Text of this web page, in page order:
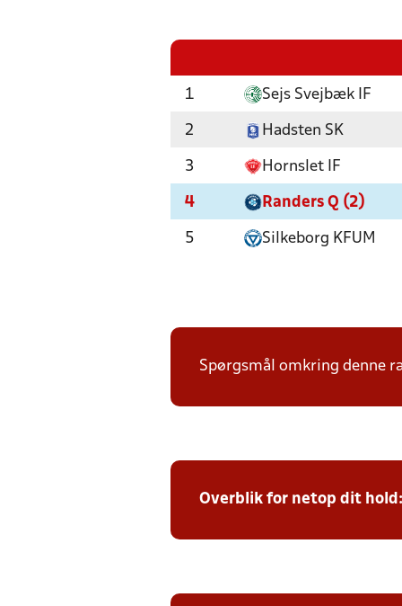
1 Sejs Svejbæk IF
2 Hadsten SK
3 Hornslet IF
4 Randers Q (2)
5 Silkeborg KFUM
Spørgsmål omkring denne
Overblik for netop dit